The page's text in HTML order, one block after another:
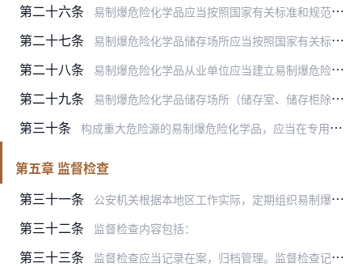
第二十六条 易制爆危险化学品应当按照国家有关标准和规范要求，储存在封闭式、半封闭式或者露天式危险化学品专用储存场所内，并根据危险品性能分区、分类、分库储存。
第二十七条 易制爆危险化学品储存场所应当按照国家有关标准和规范要求，设置相应的人力防范、实体防范、技术防范等治安防范设施，防止易制爆危险化学品丢失、被盗、被抢。
第二十八条 易制爆危险化学品从业单位应当建立易制爆危险化学品出入库检查、登记制度，定期核对易制爆危险化学品存放情况。
第二十九条 易制爆危险化学品储存场所（储存室、储存柜除外）治安防范状况应当纳入单位安全评价的内容，经安全评价合格后方可使用。
第三十条 构成重大危险源的易制爆危险化学品，应当在专用仓库内单独存放，并实行双人收发、双人保管制度。
第五章 监督检查
第三十一条
公安机关根据本地区工作实际，定期组织易制爆危险化学品从业单位监督检查；在重大节日、重大活动前或者期间组织监督抽查。
第三十二条 监督检查内容包括：
第三十三条 监督检查应当记录在案，归档管理。监督检查记录包括：